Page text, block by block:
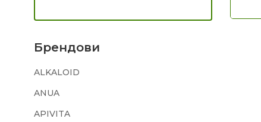
Брендови
ALKALOID
ANUA
APIVITA